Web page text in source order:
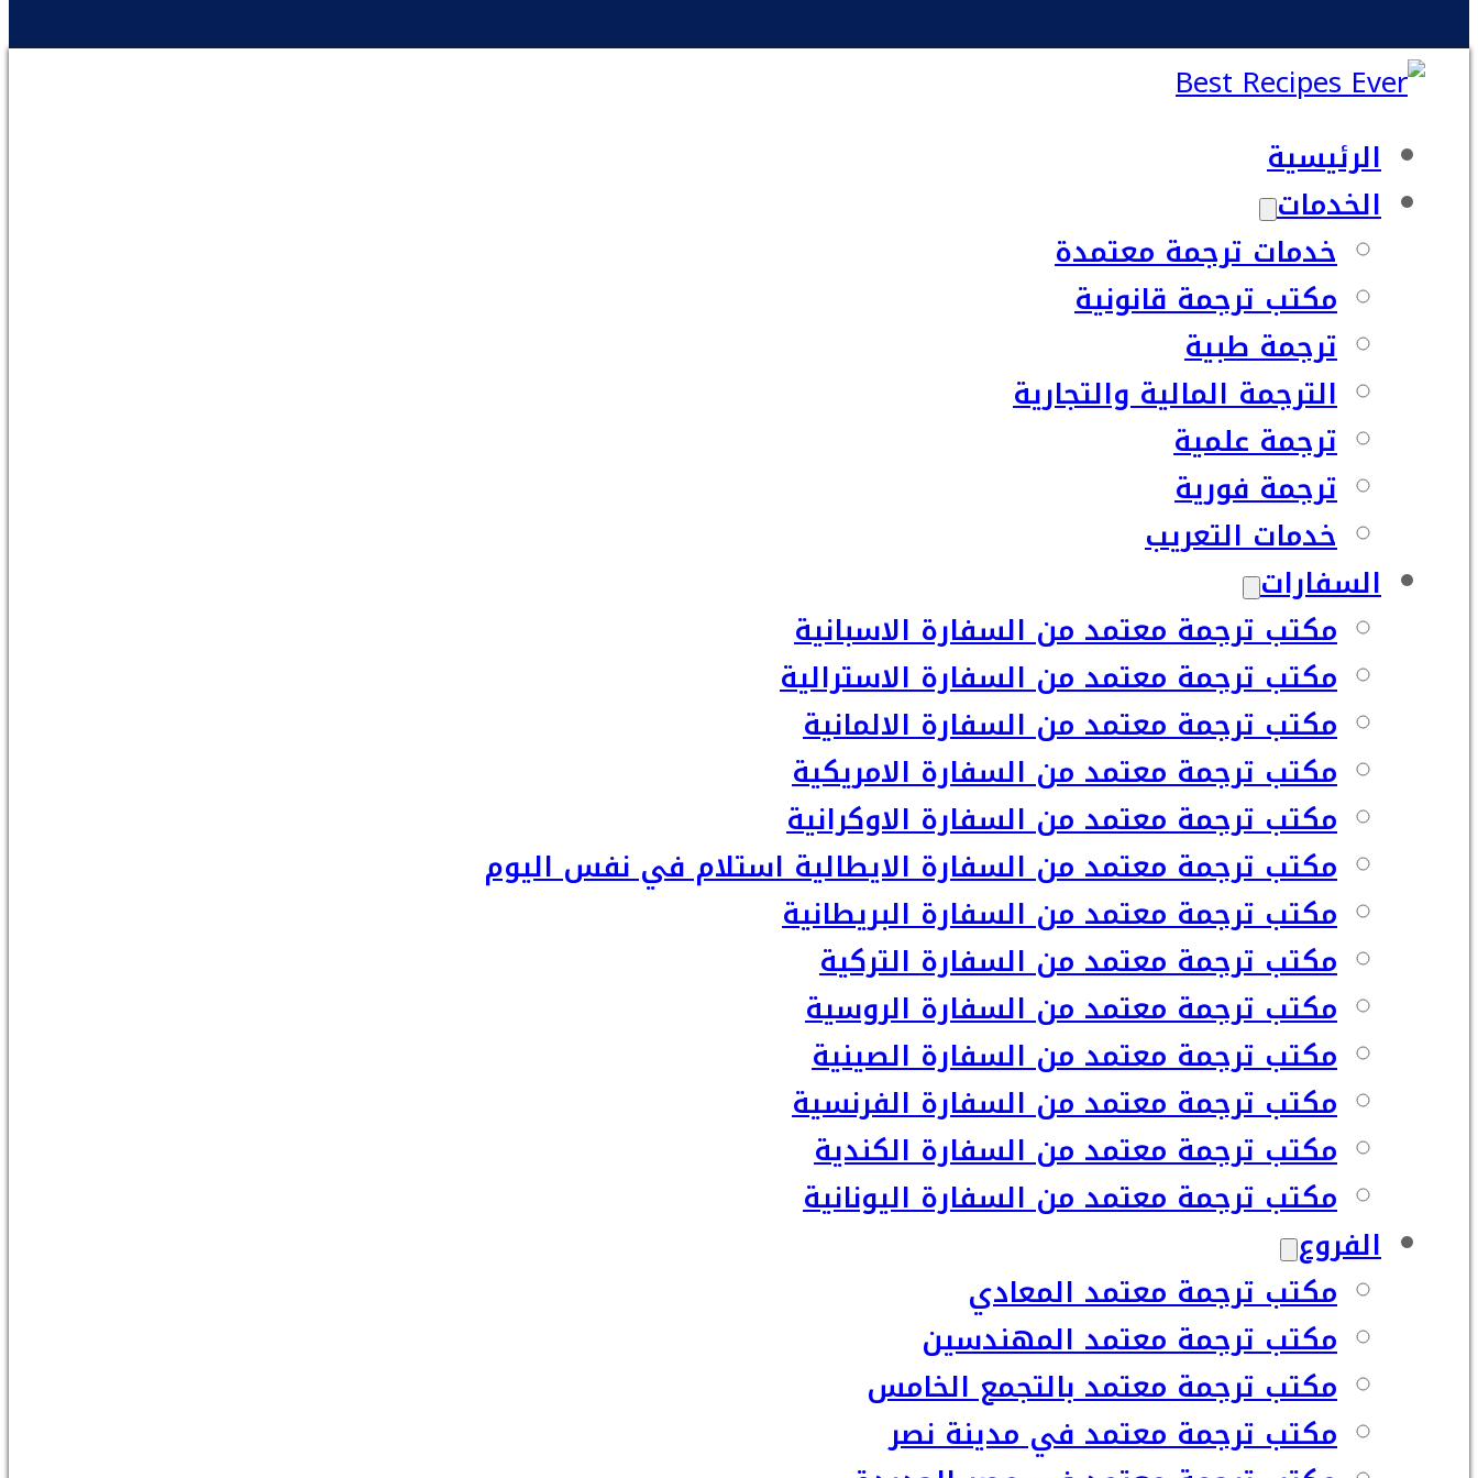
الرئيسية
الخدمات
خدمات ترجمة معتمدة
مكتب ترجمة قانونية
ترجمة طبية
الترجمة المالية والتجارية
ترجمة علمية
ترجمة فورية
خدمات التعريب
السفارات
مكتب ترجمة معتمد من السفارة الاسبانية
مكتب ترجمة معتمد من السفارة الاسترالية
مكتب ترجمة معتمد من السفارة الالمانية
مكتب ترجمة معتمد من السفارة الامريكية
مكتب ترجمة معتمد من السفارة الاوكرانية
مكتب ترجمة معتمد من السفارة الايطالية استلام في نفس اليوم
مكتب ترجمة معتمد من السفارة البريطانية
مكتب ترجمة معتمد من السفارة التركية
مكتب ترجمة معتمد من السفارة الروسية
مكتب ترجمة معتمد من السفارة الصينية
مكتب ترجمة معتمد من السفارة الفرنسية
مكتب ترجمة معتمد من السفارة الكندية
مكتب ترجمة معتمد من السفارة اليونانية
الفروع
مكتب ترجمة معتمد المعادي
مكتب ترجمة معتمد المهندسين
مكتب ترجمة معتمد بالتجمع الخامس
مكتب ترجمة معتمد في مدينة نصر